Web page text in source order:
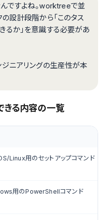
ですよね。worktreeで並
設計段階から「このタス
るか」を意識する必要があ
ジニアリングの生産性が本
る内容の一覧
Linux用のセットアップコマンド
用のPowerShellコマンド